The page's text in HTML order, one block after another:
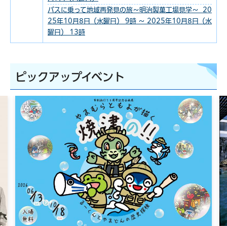
バスに乗って地域再発見の旅～明治製菓工場見学～ 20
25年10月8日（水曜日） 9時 ～ 2025年10月8日（水
曜日） 13時
ピックアップイベント